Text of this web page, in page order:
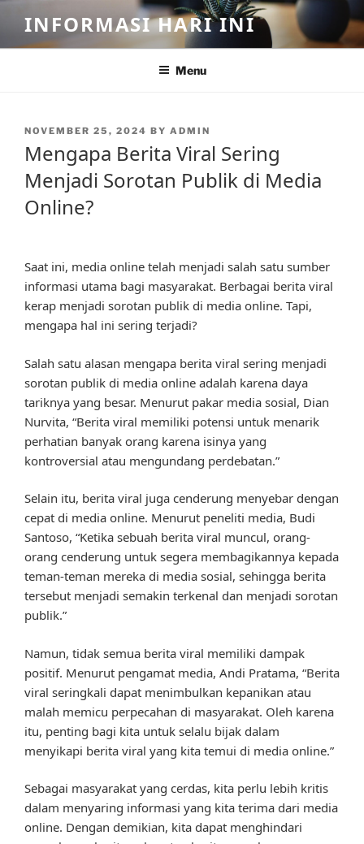
content
INFORMASI HARI INI
Menu
POSTED
NOVEMBER 25, 2024 BY ADMIN
Mengapa Berita Viral Sering
Menjadi Sorotan Publik di Media
Online?
Saat ini, media online telah menjadi salah satu sumber
informasi utama bagi masyarakat. Berbagai berita viral
kerap menjadi sorotan publik di media online. Tapi,
mengapa hal ini sering terjadi?
Salah satu alasan mengapa berita viral sering menjadi
sorotan publik di media online adalah karena daya
tariknya yang besar. Menurut pakar media sosial, Dian
Nurvita, “Berita viral memiliki potensi untuk menarik
perhatian banyak orang karena isinya yang
kontroversial atau mengundang perdebatan.”
Selain itu, berita viral juga cenderung menyebar dengan
cepat di media online. Menurut peneliti media, Budi
Santoso, “Ketika sebuah berita viral muncul, orang-
orang cenderung untuk segera membagikannya kepada
teman-teman mereka di media sosial, sehingga berita
tersebut menjadi semakin terkenal dan menjadi sorotan
publik.”
Namun, tidak semua berita viral memiliki dampak
positif. Menurut pengamat media, Andi Pratama, “Berita
viral seringkali dapat menimbulkan kepanikan atau
malah memicu perpecahan di masyarakat. Oleh karena
itu, penting bagi kita untuk selalu bijak dalam
menyikapi berita viral yang kita temui di media online.”
Sebagai masyarakat yang cerdas, kita perlu lebih kritis
dalam menyaring informasi yang kita terima dari media
online. Dengan demikian, kita dapat menghindari